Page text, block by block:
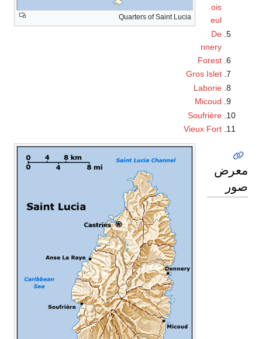
Quarters of Saint Lucia
ois
eul
De
nnery
Forest
Gros Islet
Laborie
Micoud
Soufrière
Vieux Fort
معرض
صور